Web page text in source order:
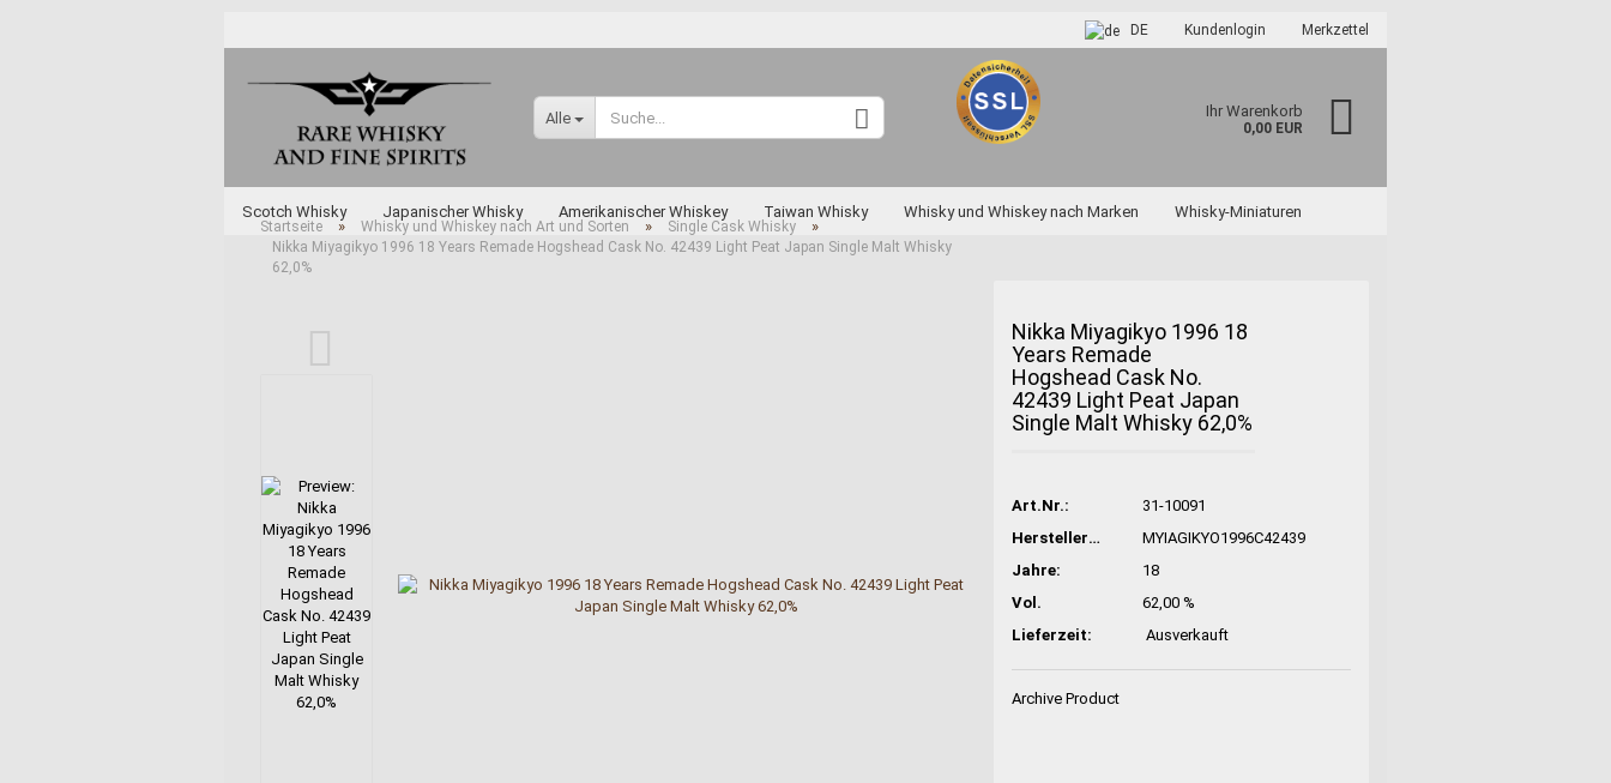
DE
Sprache auswählen
Kundenlogin
Konto erstellen
Passwort vergessen?
Merkzettel
Alle Ihr Warenkorb
0,00 EUR
Scotch Whisky Japanischer Whisky Amerikanischer Whiskey Taiwan Whisky Whisky und Whiskey nach Marken Whisky-Miniaturen
Unabhängige Abfüller Whisky und Whiskey nach Art und Sorten Diverse Raritäten
Startseite » Whisky und Whiskey nach Art und Sorten » Single Cask Whisky »
Nikka Miyagikyo 1996 18 Years Remade Hogshead Cask No. 42439 Light Peat Japan Single Malt Whisky
62,0%
Nikka Miyagikyo 1996 18
Years Remade
Hogshead Cask No.
42439 Light Peat Japan
Single Malt Whisky 62,0%
Art.Nr.:
31-10091
Hersteller-Nr:
MYIAGIKYO1996C42439
Jahre:
18
Vol.
62,00 %
Lieferzeit:
Ausverkauft
Archive Product